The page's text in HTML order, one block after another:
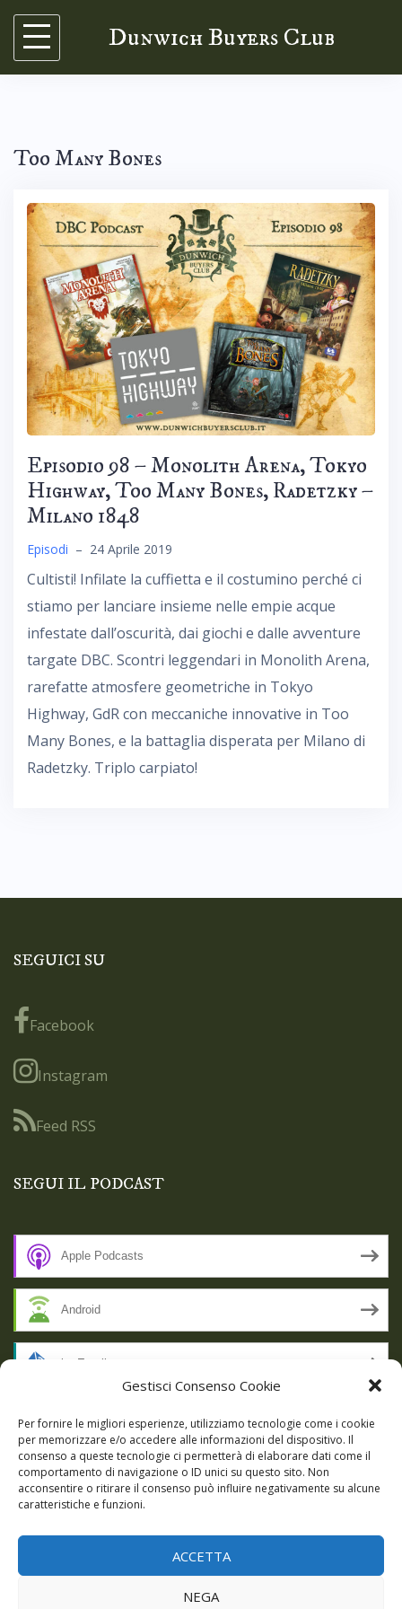
Gestisci Consenso Cookie
Per fornire le migliori esperienze, utilizziamo tecnologie come i cookie
per memorizzare e/o accedere alle informazioni del dispositivo. Il
consenso a queste tecnologie ci permetterà di elaborare dati come il
comportamento di navigazione o ID unici su questo sito. Non
acconsentire o ritirare il consenso può influire negativamente su alcune
caratteristiche e funzioni.
ACCETTA
NEGA
Skip
content
Dunwich Buyers Club
Too Many Bones
Episodio 98 – Monolith Arena, Tokyo
Highway, Too Many Bones, Radetzky –
Milano 1848
Episodi – 24 Aprile 2019
Cultisti! Infilate la cuffietta e il costumino perché ci
stiamo per lanciare insieme nelle empie acque
infestate dall’oscurità, dai giochi e dalle avventure
targate DBC. Scontri leggendari in Monolith Arena,
rarefatte atmosfere geometriche in Tokyo
Highway, GdR con meccaniche innovative in Too
Many Bones, e la battaglia disperata per Milano di
Radetzky. Triplo carpiato!
SEGUICI SU
Facebook
Instagram
Feed RSS
SEGUI IL PODCAST
Apple Podcasts
Android
by Email
RSS
SSL SECURE
|Theme: